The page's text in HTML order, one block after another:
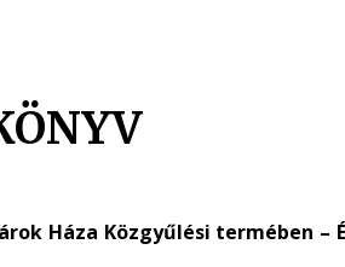
Háza Közgyűlési termében –